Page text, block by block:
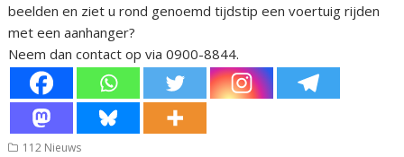
beelden en ziet u rond genoemd tijdstip een voertuig rijden
met een aanhanger?
Neem dan contact op via 0900-8844.
112 Nieuws